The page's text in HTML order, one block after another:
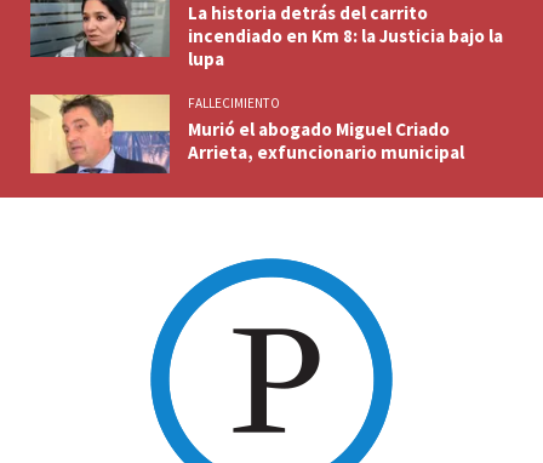
La historia detrás del carrito
incendiado en Km 8: la Justicia bajo la
lupa
FALLECIMIENTO
Murió el abogado Miguel Criado
Arrieta, exfuncionario municipal